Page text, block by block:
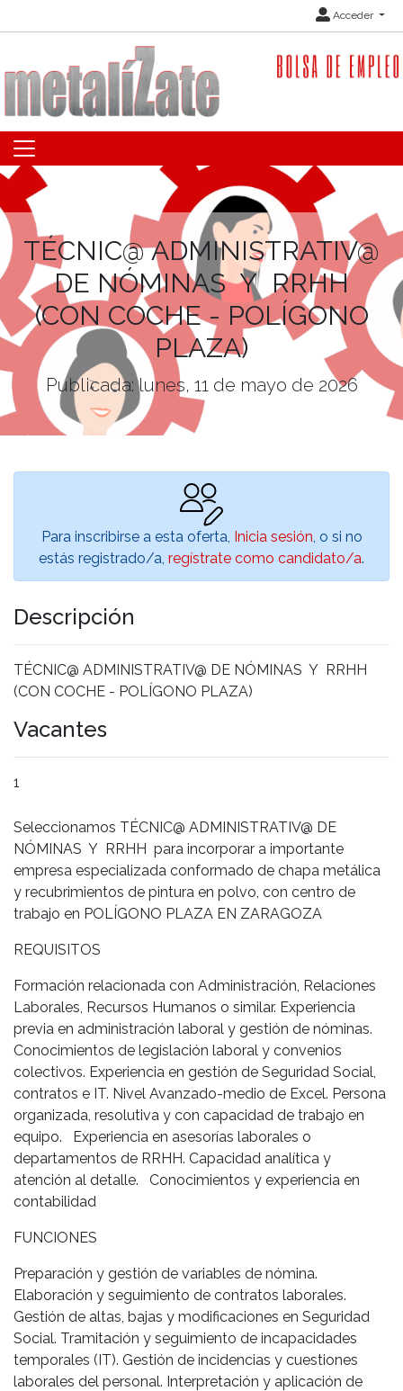
Acceder
TÉCNIC@ ADMINISTRATIV@
DE NÓMINAS Y RRHH
(CON COCHE - POLÍGONO
PLAZA)
Publicada: lunes, 11 de mayo de 2026
Para inscribirse a esta oferta, Inicia sesión , o si no
estás registrado/a, regístrate como candidato/a.
Descripción
TÉCNIC@ ADMINISTRATIV@ DE NÓMINAS Y RRHH
(CON COCHE - POLÍGONO PLAZA)
Vacantes
1
Seleccionamos TÉCNIC@ ADMINISTRATIV@ DE
NÓMINAS Y RRHH para incorporar a importante
empresa especializada conformado de chapa metálica
y recubrimientos de pintura en polvo, con centro de
trabajo en POLÍGONO PLAZA EN ZARAGOZA
REQUISITOS
Formación relacionada con Administración, Relaciones
Laborales, Recursos Humanos o similar. Experiencia
previa en administración laboral y gestión de nóminas.
Conocimientos de legislación laboral y convenios
colectivos. Experiencia en gestión de Seguridad Social,
contratos e IT. Nivel Avanzado-medio de Excel. Persona
organizada, resolutiva y con capacidad de trabajo en
equipo. Experiencia en asesorías laborales o
departamentos de RRHH. Capacidad analítica y
atención al detalle. Conocimientos y experiencia en
contabilidad
FUNCIONES
Preparación y gestión de variables de nómina.
Elaboración y seguimiento de contratos laborales.
Gestión de altas, bajas y modificaciones en Seguridad
Social. Tramitación y seguimiento de incapacidades
temporales (IT). Gestión de incidencias y cuestiones
laborales del personal. Interpretación y aplicación de